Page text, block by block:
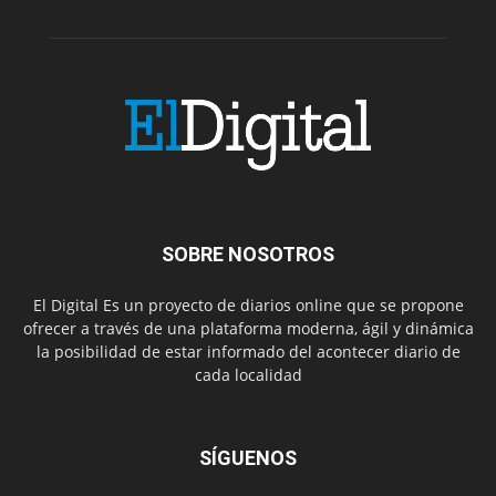
SOBRE NOSOTROS
El Digital Es un proyecto de diarios online que se propone
ofrecer a través de una plataforma moderna, ágil y dinámica
la posibilidad de estar informado del acontecer diario de
cada localidad
SÍGUENOS